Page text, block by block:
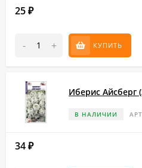
25 ₽
- + КУПИТЬ
Иберис Айсберг
В НАЛИЧИИ
34 ₽